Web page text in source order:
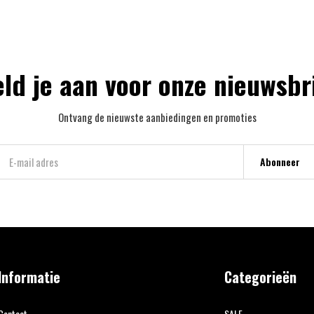
je aan voor onze
Ontvang de nieuwste aanbiedingen en promoties
Abonneer
Categorieën